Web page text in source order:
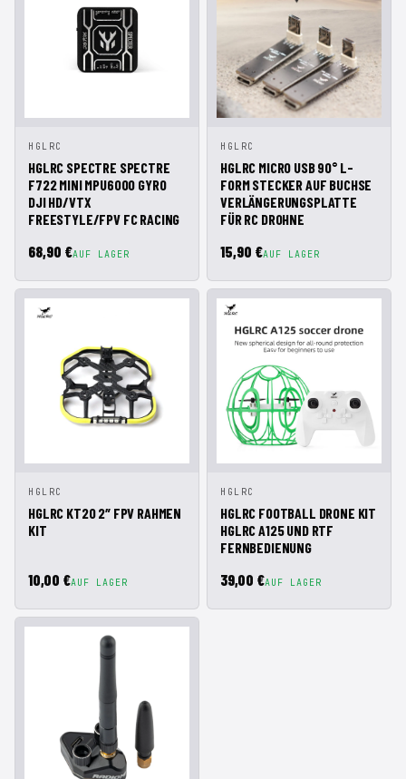
SCHNELLANSICHT
WARENKORB
HGLRC
HGLRC SPECTRE SPECTRE
F722 MINI MPU6000 GYRO
DJI HD/VTX
FREESTYLE/FPV FC RACING
68,90 €AUF LAGER
SCHNELLANSICHT
WARENKORB
HGLRC
HGLRC MICRO USB 90° L-
FORM STECKER AUF BUCHSE
VERLÄNGERUNGSPLATTE
FÜR RC DROHNE
15,90 €AUF LAGER
SCHNELLANSICHT
WARENKORB
HGLRC
HGLRC KT20 2″ FPV RAHMEN
KIT
10,00 €AUF LAGER
SCHNELLANSICHT
WARENKORB
HGLRC
HGLRC FOOTBALL DRONE KIT
HGLRC A125 UND RTF
FERNBEDIENUNG
39,00 €AUF LAGER